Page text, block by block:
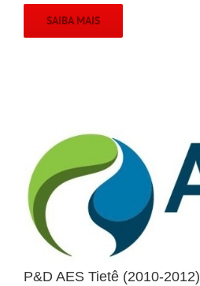
SAIBA MAIS
P&D AES Tietê (2010-2012)